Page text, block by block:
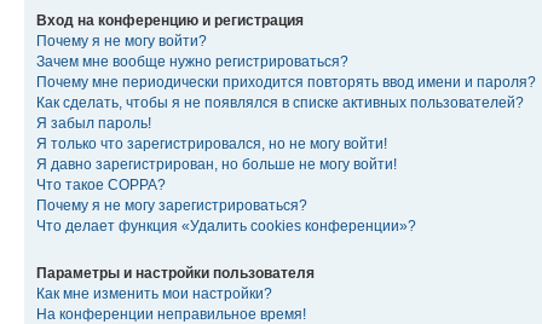
Вход на конференцию и регистрация
Почему я не могу войти?
Зачем мне вообще нужно регистрироваться?
Почему мне периодически приходится повторять ввод имени и пароля?
Как сделать, чтобы я не появлялся в списке активных пользователей?
Я забыл пароль!
Я только что зарегистрировался, но не могу войти!
Я давно зарегистрирован, но больше не могу войти!
Что такое COPPA?
Почему я не могу зарегистрироваться?
Что делает функция «Удалить cookies конференции»?
Параметры и настройки пользователя
Как мне изменить мои настройки?
На конференции неправильное время!